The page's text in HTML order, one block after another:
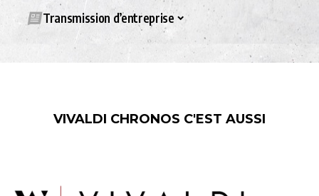
Transmission d’entreprise
VIVALDI CHRONOS C'EST AUSSI